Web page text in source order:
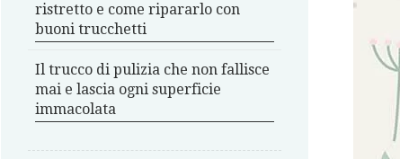
ristretto e come ripararlo con
buoni trucchetti
Il trucco di pulizia che non fallisce
mai e lascia ogni superficie
immacolata